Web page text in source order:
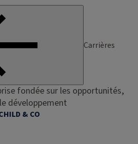
Carrières
fondée sur les opportunités,
développement
& CO